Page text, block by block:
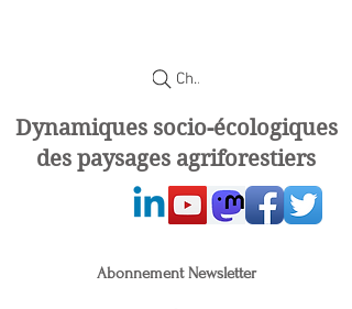
Chercher
Dynamiques socio-écologiques
des paysages agriforestiers
Abonnement Newsletter